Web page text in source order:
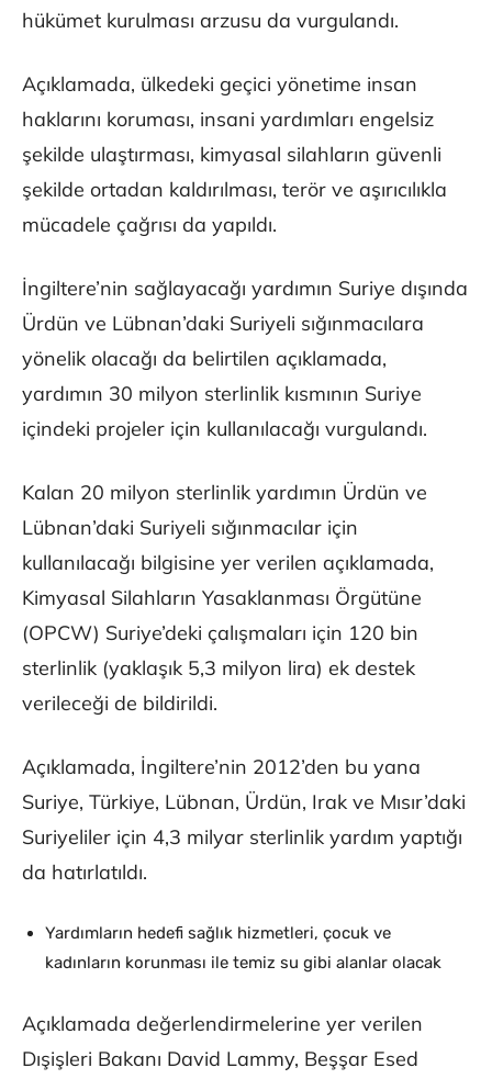
hükümet kurulması arzusu da vurgulandı.
Açıklamada, ülkedeki geçici yönetime insan
haklarını koruması, insani yardımları engelsiz
şekilde ulaştırması, kimyasal silahların güvenli
şekilde ortadan kaldırılması, terör ve aşırıcılıkla
mücadele çağrısı da yapıldı.
İngiltere’nin sağlayacağı yardımın Suriye dışında
Ürdün ve Lübnan’daki Suriyeli sığınmacılara
yönelik olacağı da belirtilen açıklamada,
yardımın 30 milyon sterlinlik kısmının Suriye
içindeki projeler için kullanılacağı vurgulandı.
Kalan 20 milyon sterlinlik yardımın Ürdün ve
Lübnan’daki Suriyeli sığınmacılar için
kullanılacağı bilgisine yer verilen açıklamada,
Kimyasal Silahların Yasaklanması Örgütüne
(OPCW) Suriye’deki çalışmaları için 120 bin
sterlinlik (yaklaşık 5,3 milyon lira) ek destek
verileceği de bildirildi.
Açıklamada, İngiltere’nin 2012’den bu yana
Suriye, Türkiye, Lübnan, Ürdün, Irak ve Mısır’daki
Suriyeliler için 4,3 milyar sterlinlik yardım yaptığı
da hatırlatıldı.
Yardımların hedefi sağlık hizmetleri, çocuk ve
kadınların korunması ile temiz su gibi alanlar olacak
Açıklamada değerlendirmelerine yer verilen
Dışişleri Bakanı David Lammy, Beşşar Esed